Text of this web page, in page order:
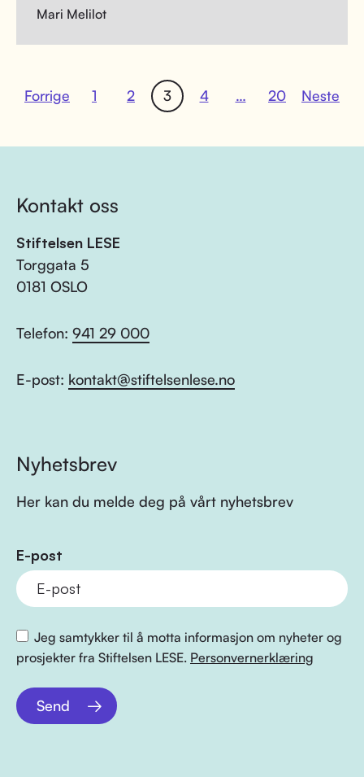
Mari Melilot
Forrige 1 2 3 4 … 20 Neste
Kontakt oss
Stiftelsen LESE
Torggata 5
0181 OSLO
Telefon: 941 29 000
E-post: kontakt@stiftelsenlese.no
Nyhetsbrev
Her kan du melde deg på vårt nyhetsbrev
E-post
Jeg samtykker til å motta informasjon om nyheter og
prosjekter fra Stiftelsen LESE. Personvernerklæring
Send